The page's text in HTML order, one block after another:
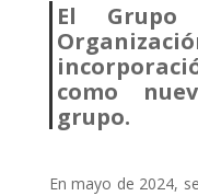
El
como
grupo.
En mayo de 2024,